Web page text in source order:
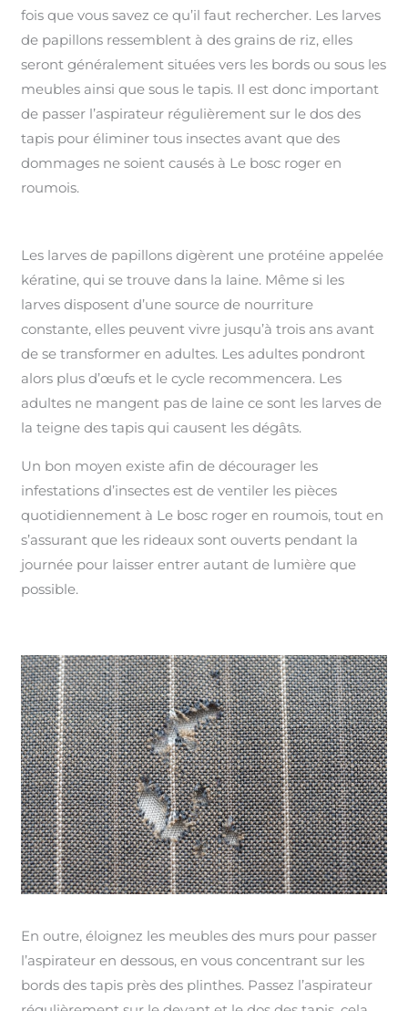
fois que vous savez ce qu’il faut rechercher. Les larves
de papillons ressemblent à des grains de riz, elles
seront généralement situées vers les bords ou sous les
meubles ainsi que sous le tapis. Il est donc important
de passer l’aspirateur régulièrement sur le dos des
tapis pour éliminer tous insectes avant que des
dommages ne soient causés à Le bosc roger en
roumois.
Les larves de papillons digèrent une protéine appelée
kératine, qui se trouve dans la laine. Même si les
larves disposent d’une source de nourriture
constante, elles peuvent vivre jusqu’à trois ans avant
de se transformer en adultes. Les adultes pondront
alors plus d’œufs et le cycle recommencera. Les
adultes ne mangent pas de laine ce sont les larves de
la teigne des tapis qui causent les dégâts.
Un bon moyen existe afin de décourager les
infestations d’insectes est de ventiler les pièces
quotidiennement à Le bosc roger en roumois, tout en
s’assurant que les rideaux sont ouverts pendant la
journée pour laisser entrer autant de lumière que
possible.
En outre, éloignez les meubles des murs pour passer
l’aspirateur en dessous, en vous concentrant sur les
bords des tapis près des plinthes. Passez l’aspirateur